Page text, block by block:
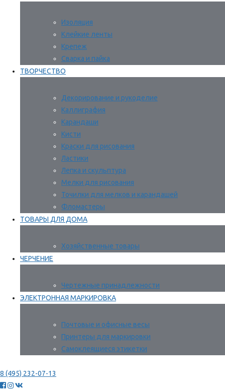
Изоляция
Клейкие ленты
Крепеж
Сварка и пайка
ТВОРЧЕСТВО
Декорирование и рукоделие
Каллиграфия
Карандаши
Кисти
Краски для рисования
Ластики
Лепка и скульптура
Мелки для рисования
Точилки для мелков и карандашей
Фломастеры
ТОВАРЫ ДЛЯ ДОМА
Хозяйственные товары
ЧЕРЧЕНИЕ
Чертежные принадлежности
ЭЛЕКТРОННАЯ МАРКИРОВКА
Почтовые и офисные весы
Принтеры для маркировки
Самоклеящиеся этикетки
8 (495) 232-07-13